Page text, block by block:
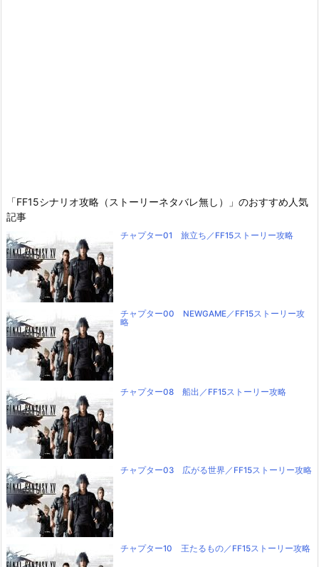
「FF15シナリオ攻略（ストーリーネタバレ無し）」のおすすめ人気
記事
チャプター01 旅立ち／FF15ストーリー攻略
チャプター00 NEWGAME／FF15ストーリー攻
略
チャプター08 船出／FF15ストーリー攻略
チャプター03 広がる世界／FF15ストーリー攻略
チャプター10 王たるもの／FF15ストーリー攻略